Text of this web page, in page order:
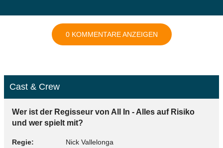
0 KOMMENTARE ANZEIGEN
Cast & Crew
Wer ist der Regisseur von All In - Alles auf Risiko
und wer spielt mit?
Regie
Nick Vallelonga